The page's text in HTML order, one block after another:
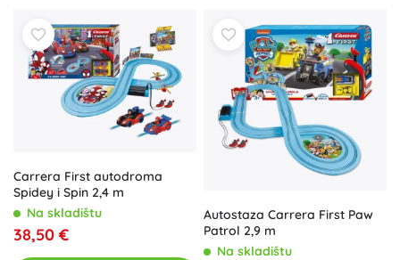
Carrera First autodroma
Spidey i Spin 2,4 m
Na skladištu
38,50 €
Autostaza Carrera First Paw
Patrol 2,9 m
Na skladištu